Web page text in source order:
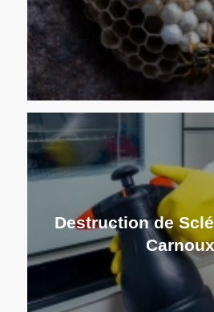
Destruction de
Carnoux